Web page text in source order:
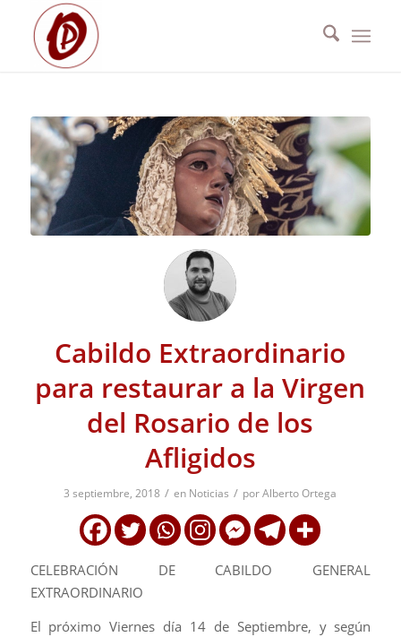
Cabildo Extraordinario
para restaurar a la Virgen
del Rosario de los
Afligidos
3 septiembre, 2018 / en Noticias / porAlberto Ortega
CELEBRACIÓN DE CABILDO GENERAL
EXTRAORDINARIO
El próximo Viernes día 14 de Septiembre, y según